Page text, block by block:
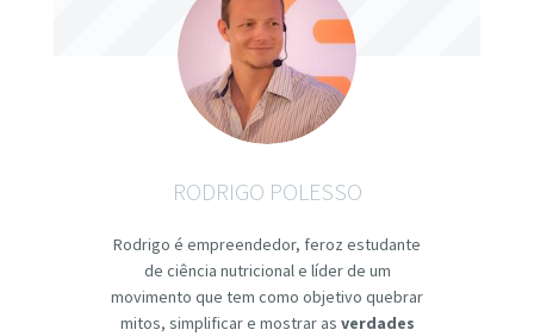
RODRIGO POLESSO
Rodrigo é empreendedor, feroz estudante
de ciência nutricional e líder de um
movimento que tem como objetivo quebrar
mitos, simplificar e mostrar as verdades